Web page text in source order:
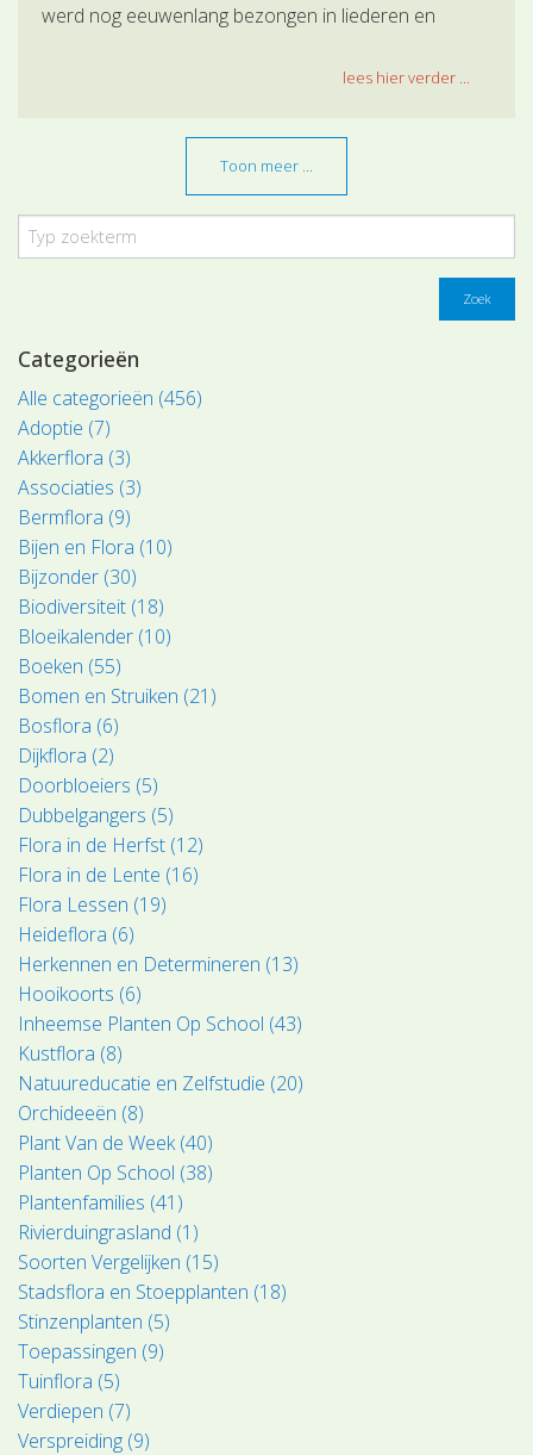
werd nog eeuwenlang bezongen in liederen en
lees hier verder ...
Toon meer ...
Zoek
Categorieën
Alle categorieën (456)
Adoptie (7)
Akkerflora (3)
Associaties (3)
Bermflora (9)
Bijen en Flora (10)
Bijzonder (30)
Biodiversiteit (18)
Bloeikalender (10)
Boeken (55)
Bomen en Struiken (21)
Bosflora (6)
Dijkflora (2)
Doorbloeiers (5)
Dubbelgangers (5)
Flora in de Herfst (12)
Flora in de Lente (16)
Flora Lessen (19)
Heideflora (6)
Herkennen en Determineren (13)
Hooikoorts (6)
Inheemse Planten Op School (43)
Kustflora (8)
Natuureducatie en Zelfstudie (20)
Orchideeën (8)
Plant Van de Week (40)
Planten Op School (38)
Plantenfamilies (41)
Rivierduingrasland (1)
Soorten Vergelijken (15)
Stadsflora en Stoepplanten (18)
Stinzenplanten (5)
Toepassingen (9)
Tuinflora (5)
Verdiepen (7)
Verspreiding (9)